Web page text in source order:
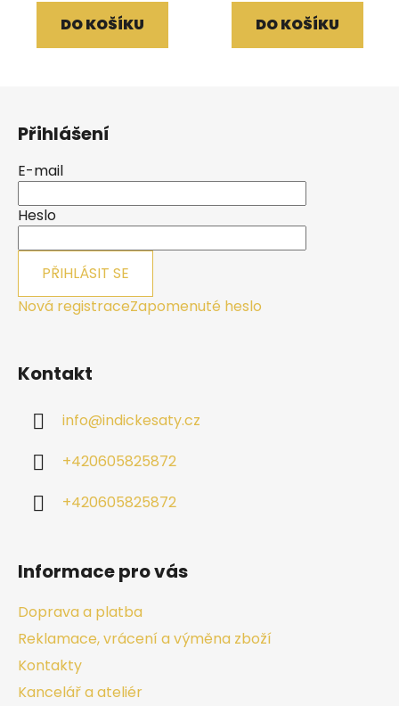
DO KOŠÍKU DO KOŠÍKU
Přihlášení
E-mail
Heslo
PŘIHLÁSIT SE
Nová registraceZapomenuté heslo
Kontakt
info@indickesaty.cz
+420605825872
+420605825872
Informace pro vás
Doprava a platba
Reklamace, vrácení a výměna zboží
Kontakty
Kancelář a ateliér